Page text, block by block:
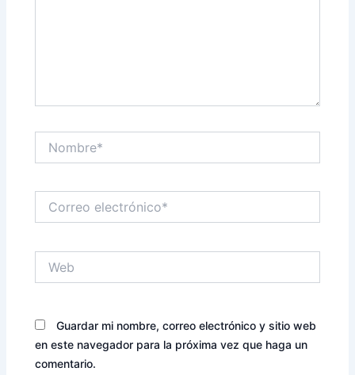
electrónico*
Guardar mi nombre, correo electrónico y sitio web
en este navegador para la próxima vez que haga un
comentario.